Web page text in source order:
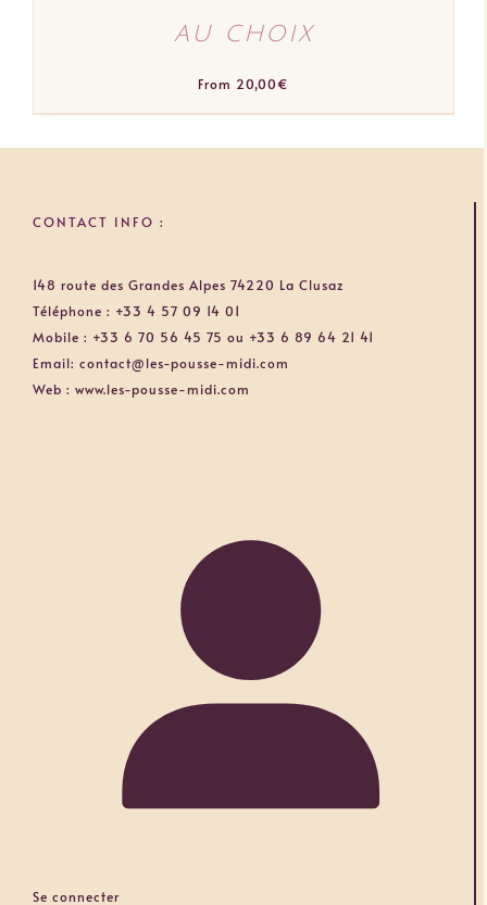
au choix
From 20,00€
CONTACT INFO :
148 route des Grandes Alpes 74220 La Clusaz
Téléphone : +33 4 57 09 14 01
Mobile : +33 6 70 56 45 75 ou +33 6 89 64 21 41
Email: contact@les-pousse-midi.com
Web : www.les-pousse-midi.com
Se connecter